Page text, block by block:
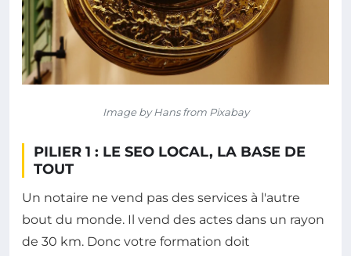
Image by Hans from Pixabay
PILIER 1 : LE SEO LOCAL, LA BASE DE
TOUT
Un notaire ne vend pas des services à l'autre
bout du monde. Il vend des actes dans un rayon
de 30 km. Donc votre formation doit